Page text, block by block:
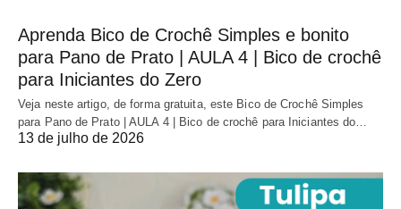
Aprenda Bico de Crochê Simples e bonito
para Pano de Prato | AULA 4 | Bico de crochê
para Iniciantes do Zero
Veja neste artigo, de forma gratuita, este Bico de Crochê Simples
para Pano de Prato | AULA 4 | Bico de crochê para Iniciantes do…
13 de julho de 2026